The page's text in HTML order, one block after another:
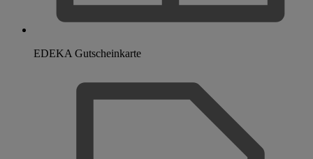
EDEKA Gutscheinkarte